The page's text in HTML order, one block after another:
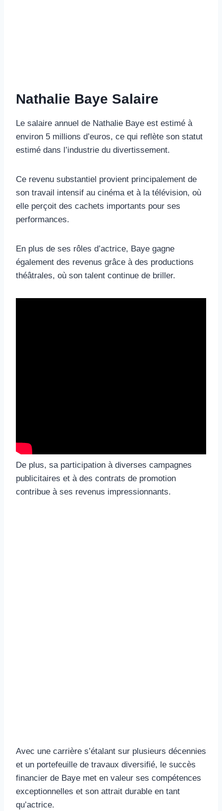
Nathalie Baye Salaire
Le salaire annuel de Nathalie Baye est estimé à
environ 5 millions d’euros, ce qui reflète son statut
estimé dans l’industrie du divertissement.
Ce revenu substantiel provient principalement de
son travail intensif au cinéma et à la télévision, où
elle perçoit des cachets importants pour ses
performances.
En plus de ses rôles d’actrice, Baye gagne
également des revenus grâce à des productions
théâtrales, où son talent continue de briller.
De plus, sa participation à diverses campagnes
publicitaires et à des contrats de promotion
contribue à ses revenus impressionnants.
Avec une carrière s’étalant sur plusieurs décennies
et un portefeuille de travaux diversifié, le succès
financier de Baye met en valeur ses compétences
exceptionnelles et son attrait durable en tant
qu’actrice.